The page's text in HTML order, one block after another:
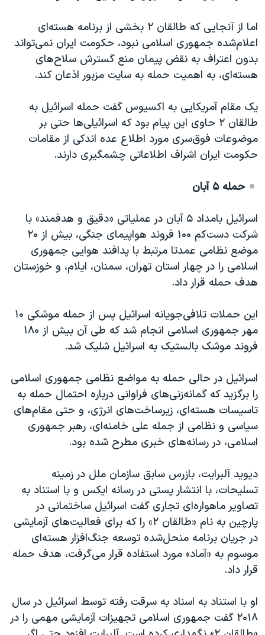
اما از آنجایی که طالقان ٢ بخشی از برنامه هسته‌ای
اعلام‌شده جمهوری اسلامی نبود، حکومت ایران نمی‌تواند
بدون اعتراف به نقض پیمان منع گسترش سلاح‌های
هسته‌ای، به اهمیت حمله به سایت مزبور اذعان کند.
یک مقام آمریکایی به اکسیوس گفت حمله اسرائیل به
طالقان ٢ حاوی این پیام بود که اسرائیلی‌ها حتی بر
موضوعات فوق‌سری مورد اطلاع عده اندکی از مقامات
حکومت ایران اشراف اطلاعاتی چشمگیری دارند.
حمله۵ آبان
اسرائیل بامداد ۵ آبان در عملیاتی «دقیق و هدفمند» با
شرکت دست‌کم ۱۰۰ فروند هواپیمای جنگی، بیش از ۲۰
موضع نظامی عمدتا مرتبط با پدافند هوایی جمهوری
اسلامی را در چهار استان تهران، سمنان، ایلام، و خوزستان
هدف حمله قرار داد.
این حملات تلافی‌جویانه اسرائیل پس از حمله موشکی ۱۰
مهر جمهوری اسلامی انجام شد که طی آن بیش از ۱٨۰
فروند موشک بالستیک به اسرائیل شلیک شد.
اسرائیل در حالی حمله به مواضع نظامی جمهوری اسلامی
را برگزید که گمانه‌زنی‌های فراوانی درباره احتمال حمله به
تاسیسات هسته‌ای، زیرساخت‌های انرژی، و حتی مقام‌های
سیاسی و نظامی از جمله علی خامنه‌ای، رهبر جمهوری
اسلامی، در رسانه‌های خبری مطرح شده بود.
دیوید آلبرایت، بازرس سابق سازمان ملل در زمینه
تسلیحات، با انتشار پستی در رسانه ایکس و با استناد به
تصاویر ماهواره‌ای تجاری گفت اسرائیل ساختمانی در
پارچین به نام «طالقان ٢» را که برای فعالیت‌های آزمایشی
در جریان برنامه منحل‌شده توسعه جنگ‌افزار هسته‌ای
موسوم به «آماد» مورد استفاده قرار می‌گرفت، هدف حمله
قرار داد.
او با استناد به اسناد به سرقت رفته توسط اسرائیل در سال
۲۰۱۸ گفت جمهوری اسلامی تجهیزات آزمایشی مهمی را در